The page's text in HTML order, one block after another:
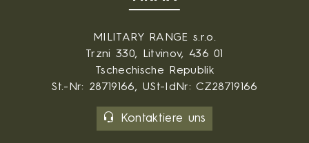
MILITARY RANGE s.r.o.
Trzni 330, Litvinov, 436 01
Tschechische Republik
St.-Nr: 28719166, USt-IdNr: CZ28719166
Kontaktiere uns